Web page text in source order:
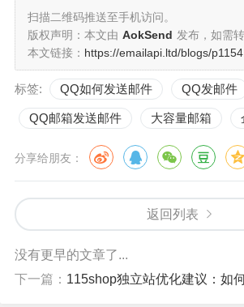
扫描二维码推送至手机访问。
版权声明：本文由 AokSend 发布，如需
本文链接： https://emailapi.ltd/blogs/
标签: QQ如何发送邮件 QQ发邮件
QQ邮箱发送邮件 大容量邮箱
分享给朋友：
返回列表
没有更早的文章了...
下一篇： 115shop独立站优化建议：如何更好